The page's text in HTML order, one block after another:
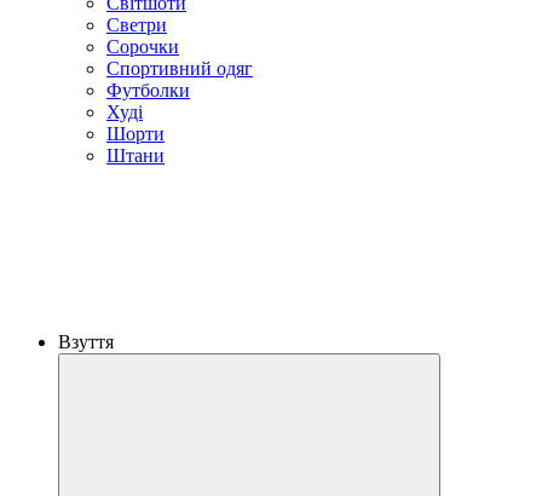
Светри
Сорочки
Спортивний одяг
Футболки
Худі
Шорти
Штани
Взуття